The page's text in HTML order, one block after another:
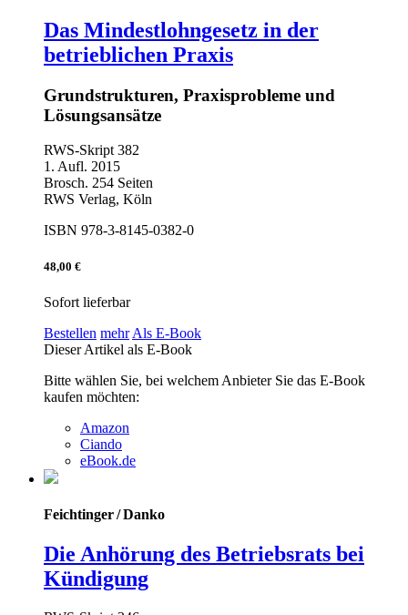
Das Mindestlohngesetz in der
betrieblichen Praxis
Grundstrukturen, Praxisprobleme und
Lösungsansätze
RWS-Skript 382
1. Aufl. 2015
Brosch. 254 Seiten
RWS Verlag, Köln
ISBN 978-3-8145-0382-0
48,00 €
Sofort lieferbar
Bestellen mehr Als E-Book
Dieser Artikel als E-Book
Bitte wählen Sie, bei welchem Anbieter Sie das E-Book
kaufen möchten:
Amazon
Ciando
eBook.de
Feichtinger / Danko
Die Anhörung des Betriebsrats bei
Kündigung